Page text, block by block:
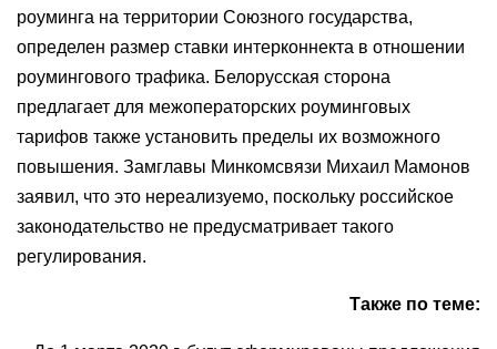
роуминга на территории Союзного государства,
определен размер ставки интерконнекта в отношении
роумингового трафика. Белорусская сторона
предлагает для межоператорских роуминговых
тарифов также установить пределы их возможного
повышения. Замглавы Минкомсвязи Михаил Мамонов
заявил, что это нереализуемо, поскольку российское
законодательство не предусматривает такого
регулирования.
Также по теме: